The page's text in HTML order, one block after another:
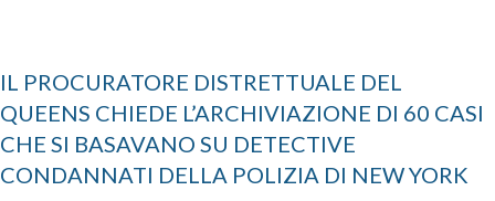
IL PROCURATORE DISTRETTUALE DEL
QUEENS CHIEDE L’ARCHIVIAZIONE DI 60 CASI
CHE SI BASAVANO SU DETECTIVE
CONDANNATI DELLA POLIZIA DI NEW YORK